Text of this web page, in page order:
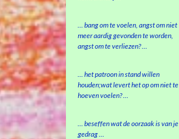
… bang om te voelen, angst om niet
meer aardig gevonden te worden,
angst om te verliezen? …
… het patroon in stand willen
houden;wat levert het op om niet te
hoeven voelen? …
… beseffen wat de oorzaak is van je
gedrag …